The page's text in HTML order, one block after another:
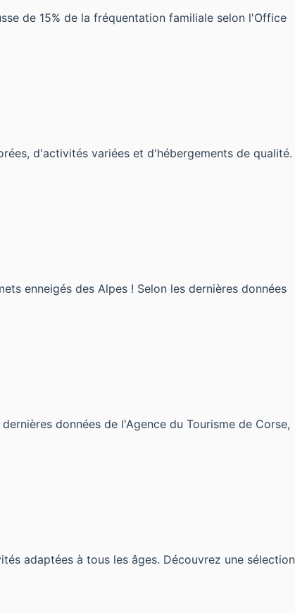
de 15% de la fréquentation familiale selon l'Office
d'activités variées et d'hébergements de qualité.
enneigés des Alpes ! Selon les dernières données
données de l'Agence du Tourisme de Corse,
adaptées à tous les âges. Découvrez une sélection